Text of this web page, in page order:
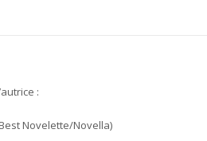
:
Novelette/Novella)